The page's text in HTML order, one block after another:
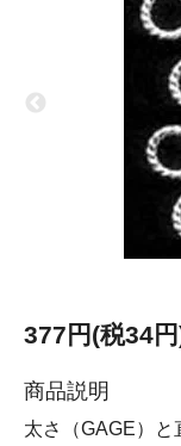
377円(税34
商品説明
太さ（GAGE）